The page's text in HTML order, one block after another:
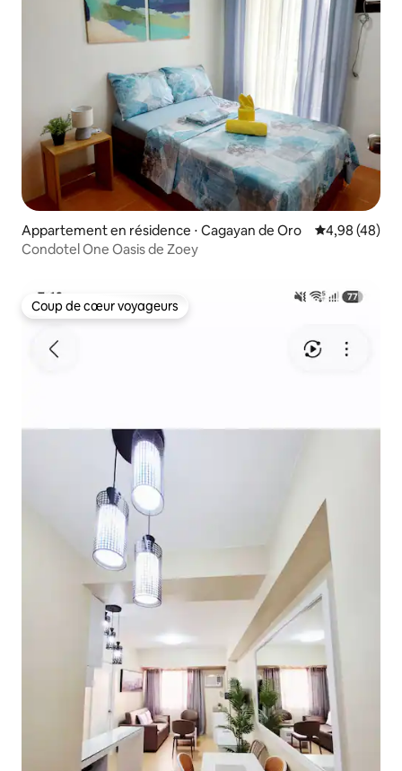
Appartement en résidence ⋅ Cagayan de Oro Évaluation
4,98 (48)
Condotel One Oasis de Zoey
Coup de cœur voyageurs
Coup de cœur voyageurs